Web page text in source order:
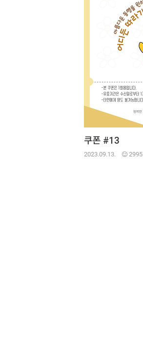
쿠폰 #13
2023.09.13. 2995